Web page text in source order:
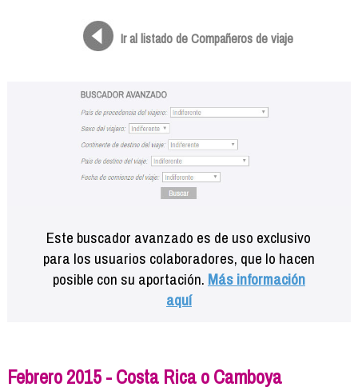
Ir al listado de Compañeros de viaje
Este buscador avanzado es de uso exclusivo
para los usuarios colaboradores, que lo hacen
posible con su aportación. Más información
aquí
Febrero 2015 - Costa Rica o Camboya